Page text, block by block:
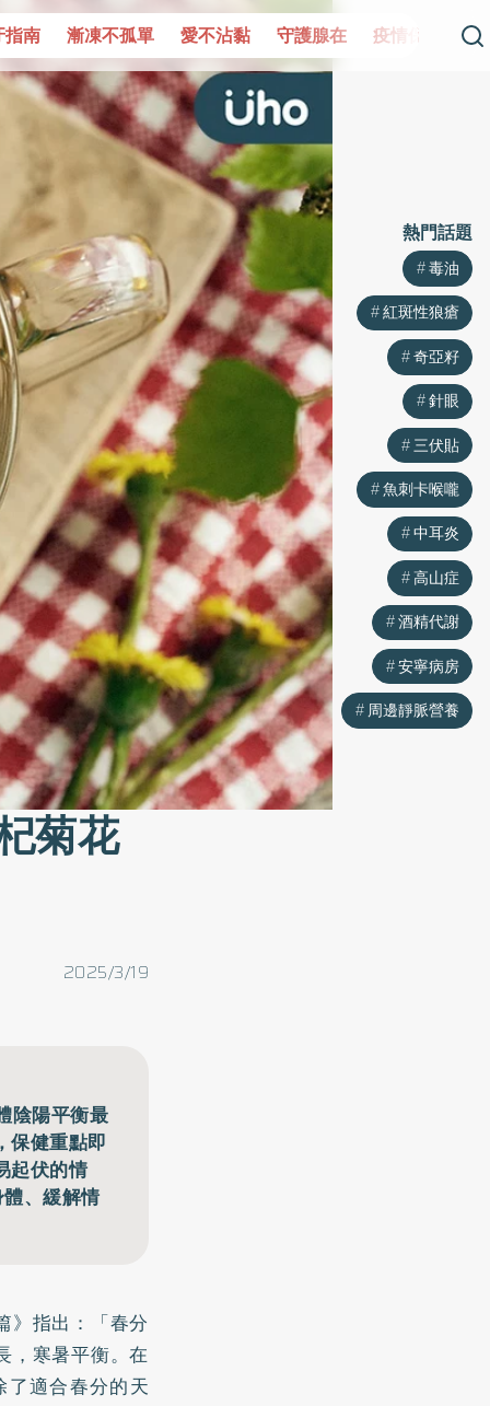
愛不沾黏 守護腺在 疫情保衛戰 再生醫學 愛的
菊花
2025/3/19
陰陽平衡最
保健重點即
起伏的情
、緩解情
》指出：「春分
，寒暑平衡。在
適合春分的天
熱門話題
毒油
紅斑性狼瘡
奇亞籽
針眼
三伏貼
魚刺卡喉嚨
中耳炎
高山症
酒精代謝
安寧病房
周邊靜脈營養